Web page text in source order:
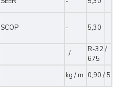
SCOP - 5,30
-/-
R-32 /
675
kg / m 0,90 / 5